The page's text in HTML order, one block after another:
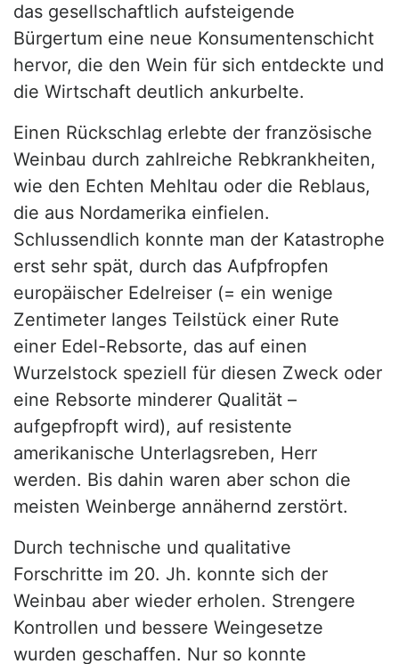
das gesellschaftlich aufsteigende
Bürgertum eine neue Konsumentenschicht
hervor, die den Wein für sich entdeckte und
die Wirtschaft deutlich ankurbelte.
Einen Rückschlag erlebte der französische
Weinbau durch zahlreiche Rebkrankheiten,
wie den Echten Mehltau oder die Reblaus,
die aus Nordamerika einfielen.
Schlussendlich konnte man der Katastrophe
erst sehr spät, durch das Aufpfropfen
europäischer Edelreiser (= ein wenige
Zentimeter langes Teilstück einer Rute
einer Edel-Rebsorte, das auf einen
Wurzelstock speziell für diesen Zweck oder
eine Rebsorte minderer Qualität –
aufgepfropft wird), auf resistente
amerikanische Unterlagsreben, Herr
werden. Bis dahin waren aber schon die
meisten Weinberge annähernd zerstört.
Durch technische und qualitative
Forschritte im 20. Jh. konnte sich der
Weinbau aber wieder erholen. Strengere
Kontrollen und bessere Weingesetze
wurden geschaffen. Nur so konnte